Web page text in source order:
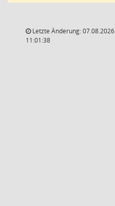
Letzte Änderung: 07.08.2026
11:01:38